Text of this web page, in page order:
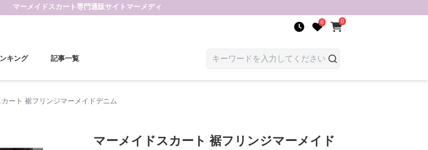
マーメイドスカート 専門通販サイト マーメディ
0 0
キング 記事一覧
ート 裾フリンジマーメイドデニム
マーメイドスカート 裾フリンジマーメイド